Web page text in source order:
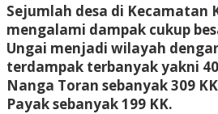
Sejumlah desa di Kecamatan
mengalami dampak cukup
Ungai menjadi wilayah
terdampak terbanyak yakni
Nanga Toran sebanyak 309
Payak sebanyak 199 KK.